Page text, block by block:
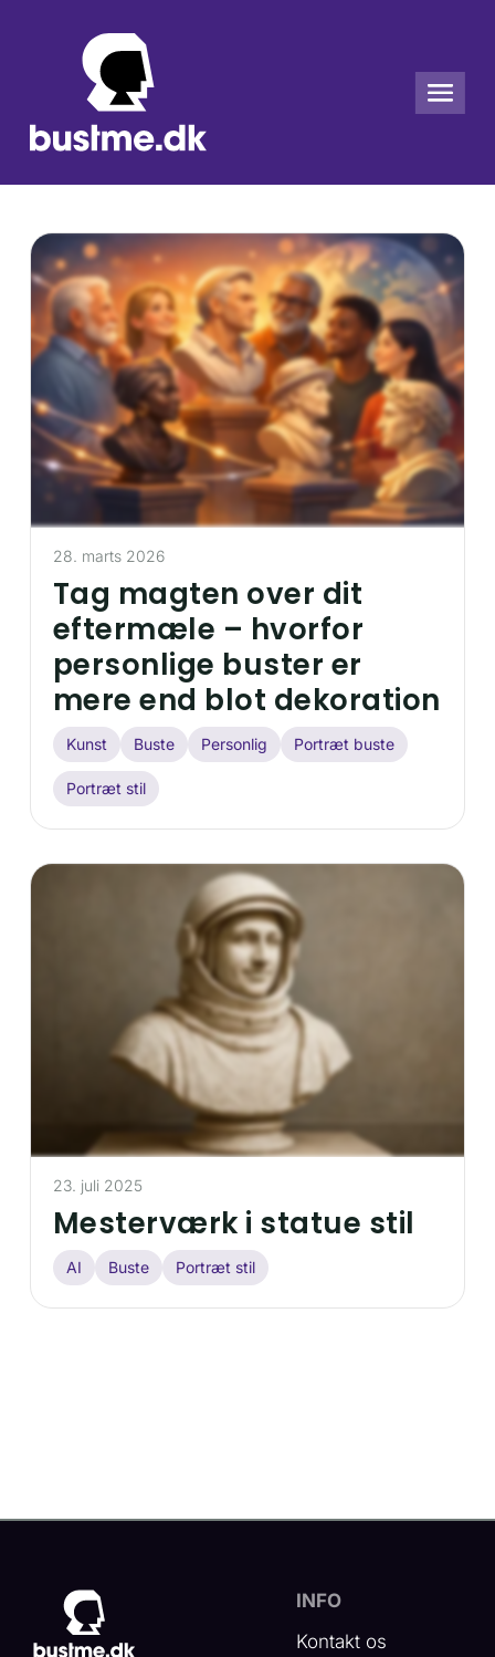
Tag magten over dit
eftermæle – hvorfor
personlige buster er
mere end blot dekoration
Kunst Buste Personlig Portræt buste
Portræt stil
28. marts 2026
Mesterværk i statue stil
AI Buste Portræt stil
23. juli 2025
INFO
Kontakt os